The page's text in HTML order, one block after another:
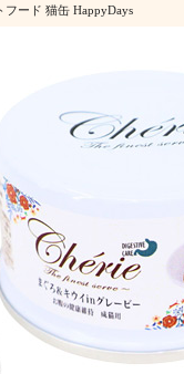
ード 猫缶 HappyDays